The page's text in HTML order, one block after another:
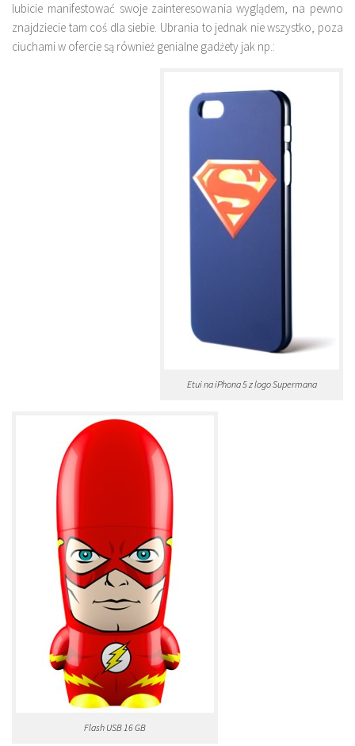
lubicie manifestować swoje zainteresowania wyglądem, na pewno
znajdziecie tam coś dla siebie. Ubrania to jednak nie wszystko, poza
ciuchami w ofercie są również genialne gadżety jak np.:
Etui na iPhona 5 z logo Supermana
Flash USB 16 GB